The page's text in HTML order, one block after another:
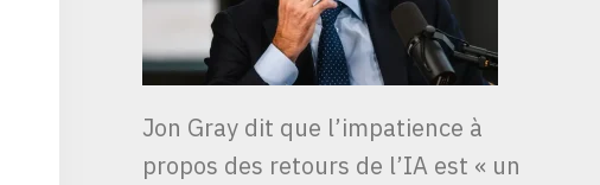
Jon Gray dit que l’impatience à
propos des retours de l’IA est « un